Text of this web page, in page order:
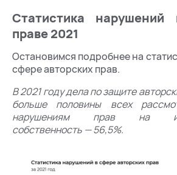
Статистика нарушений
праве 2021
Остановимся подробнее на
сфере авторских прав.
В 2021 году дела по защите
больше половины всех
нарушениям прав на
собственность — 56,5%.